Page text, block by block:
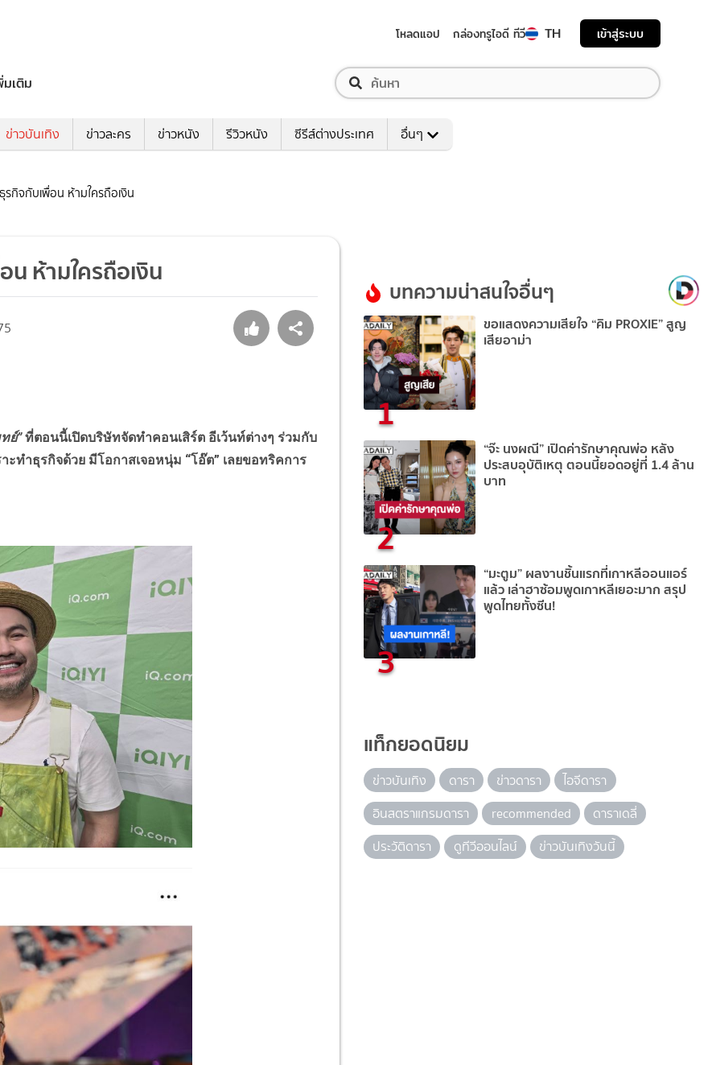
โหลดแอป กล่องทรูไอดี ทีวี TH เข้าสู่ระบบ
มเติม
ข่าวบันเทิง ข่าวละคร ข่าวหนัง รีวิวหนัง ซีรีส์ต่างประเทศ อื่นๆ
รกิจกับเพื่อน ห้ามใครถือเงิน
น ห้ามใครถือเงิน
ย์”ที่ตอนนี้เปิดบริษัทจัดทำคอนเสิร์ต อีเว้นท์ต่างๆ ร่วมกับ
ทำธุรกิจด้วย มีโอกาสเจอหนุ่ม “โอ๊ต” เลยขอทริคการ
บทความน่าสนใจอื่นๆ
1
ขอแสดงความเสียใจ “คิม PROXIE” สูญ
เสียอาม่า
2
“จ๊ะ นงผณี” เปิดค่ารักษาคุณพ่อ หลัง
ประสบอุบัติเหตุ ตอนนี้ยอดอยู่ที่ 1.4 ล้าน
บาท
3
“มะตูม” ผลงานชิ้นแรกที่เกาหลีออนแอร์
แล้ว เล่าฮาซ้อมพูดเกาหลีเยอะมาก สรุป
พูดไทยทั้งซีน!
แท็กยอดนิยม
ข่าวบันเทิง ดารา ข่าวดารา
ไอจีดารา
อินสตราแกรมดารา
recommended
ดาราเดลี่
ประวัติดารา
ดูทีวีออนไลน์ ข่าวบันเทิงวันนี้